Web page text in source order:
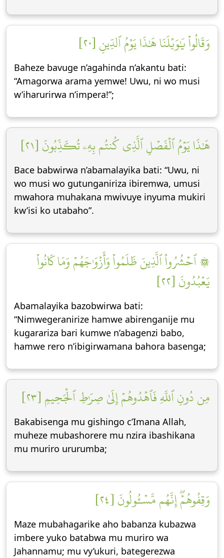
وَقَالُواْ يَٰوَيۡلَنَا هَٰذَا يَوۡمُ ٱلدِّينِ [٢٠]
Baheze bavuge n’agahinda n’akantu bati:
“Amagorwa arama yemwe! Uwu, ni wo musi
w’iharurirwa n’impera!”;
هَٰذَا يَوۡمُ ٱلۡفَصۡلِ ٱلَّذِي كُنتُم بِهِۦ تُكَذِّبُونَ [٢١]
Bace babwirwa n’abamalayika bati: “Uwu, ni
wo musi wo gutunganiriza ibiremwa, umusi
mwahora muhakana mwivuye inyuma mukiri
kw’isi ko utabaho”.
۞ ٱحۡشُرُواْ ٱلَّذِينَ ظَلَمُواْ وَأَزۡوَٰجَهُمۡ وَمَا كَانُواْ
يَعۡبُدُونَ [٢٢]
Abamalayika bazobwirwa bati:
“Nimwegeranirize hamwe abirenganije mu
kugarariza bari kumwe n’abagenzi babo,
hamwe rero n’ibigirwamana bahora basenga;
مِن دُونِ ٱللَّهِ فَٱهۡدُوهُمۡ إِلَىٰ صِرَٰطِ ٱلۡجَحِيمِ [٢٣]
Bakabisenga mu gishingo c’Imana Allah,
muheze mubashorere mu nzira ibashikana
mu muriro ururumba;
وَقِفُوهُمۡۖ إِنَّهُم مَّسۡـُٔولُونَ [٢٤]
Maze mubahagarike aho babanza kubazwa
imbere yuko batabwa mu muriro wa
Jahannamu; mu vy’ukuri, bategerezwa